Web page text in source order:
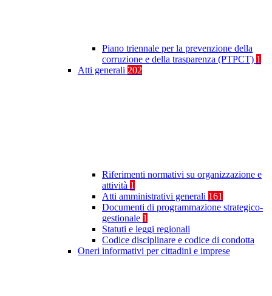
Piano triennale per la prevenzione della
corruzione e della trasparenza (PTPCT) 1
Atti generali 202
Riferimenti normativi su organizzazione e
attività 1
Atti amministrativi generali 161
Documenti di programmazione strategico-
gestionale 1
Statuti e leggi regionali
Codice disciplinare e codice di condotta
Oneri informativi per cittadini e imprese